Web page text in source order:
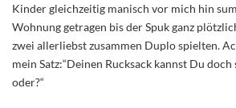
Kinder gleichzeitig manisch vor mich hin
Wohnung getragen bis der Spuk ganz
zwei allerliebst zusammen Duplo spielten.
mein Satz:“Deinen Rucksack kannst Du
oder?“